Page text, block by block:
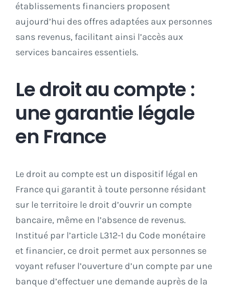
Autres
établissements financiers proposent
aujourd’hui des offres adaptées aux personnes
sans revenus, facilitant ainsi l’accès aux
services bancaires essentiels.
Le droit au compte :
une garantie légale
en France
Le droit au compte est un dispositif légal en
France qui garantit à toute personne résidant
sur le territoire le droit d’ouvrir un compte
bancaire, même en l’absence de revenus.
Institué par l’article L312-1 du Code monétaire
et financier, ce droit permet aux personnes se
voyant refuser l’ouverture d’un compte par une
banque d’effectuer une demande auprès de la